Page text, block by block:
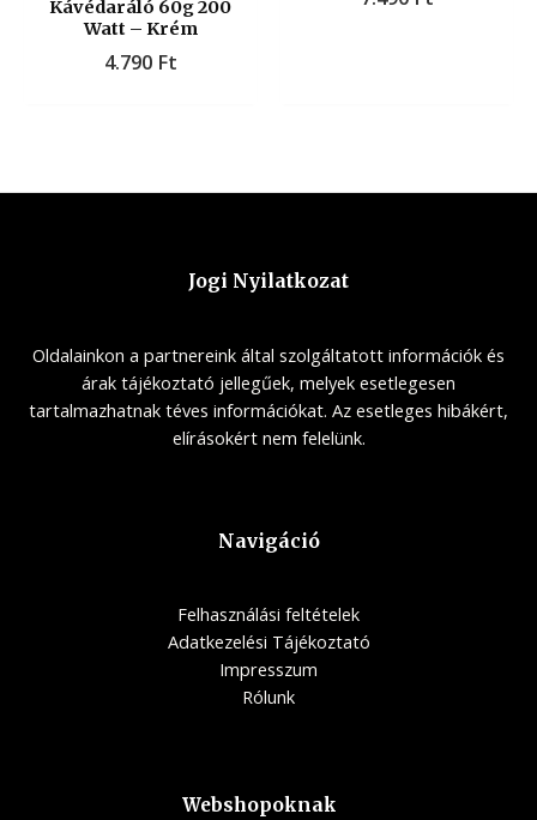
Kávédaráló 60g 200
Watt – Krém
4.790 Ft
Jogi Nyilatkozat
Oldalainkon a partnereink által szolgáltatott információk és
árak tájékoztató jellegűek, melyek esetlegesen
tartalmazhatnak téves információkat. Az esetleges hibákért,
elírásokért nem felelünk.
Navigáció
Felhasználási feltételek
Adatkezelési Tájékoztató
Impresszum
Rólunk
Webshopoknak